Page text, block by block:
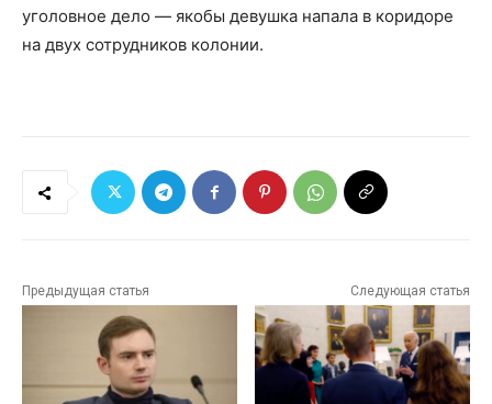
уголовное дело — якобы девушка напала в коридоре
на двух сотрудников колонии.
Предыдущая статья Следующая статья